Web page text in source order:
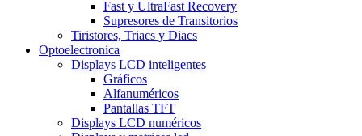
Fast y UltraFast Recovery
Supresores de Transitorios
Tiristores, Triacs y Diacs
Optoelectronica
Displays LCD inteligentes
Gráficos
Alfanuméricos
Pantallas TFT
Displays LCD numéricos